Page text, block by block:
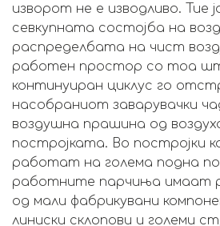
изворот не е изводливо. Тие
севкупната состојба на
распределбата на чист
работен простор со тоа
континуиран циклус го
насобраниот заварувачки
воздушна прашина од
постројката. Во постројки
работат на голема подна
работните парчиња имаат
од мали фабрикувани
линиски склопови и големи